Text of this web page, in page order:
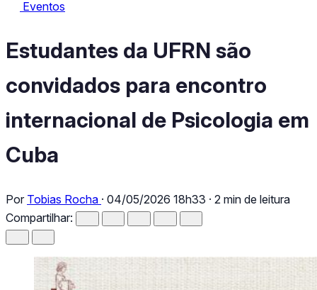
Eventos
Estudantes da UFRN são
convidados para encontro
internacional de Psicologia em
Cuba
Por Tobias Rocha · 04/05/2026 18h33 · 2 min de leitura
Compartilhar: